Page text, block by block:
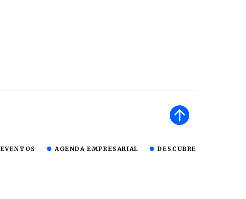
EVENTOS AGENDA EMPRESARIAL DESCUBRE